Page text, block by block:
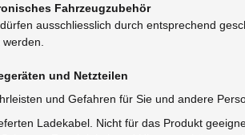
Fahrzeugzubehör
ausschliesslich durch entsprechend
und Netzteilen
und Gefahren für Sie und andere
Ladekabel. Nicht für das Produkt